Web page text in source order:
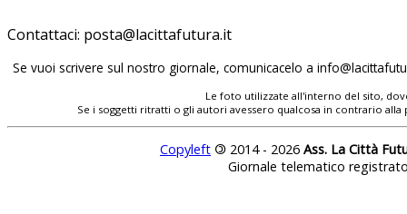
Contattaci:
Se vuoi scrivere sul nostro giornale, comunicacelo a
Le foto utilizzate all'interno del sito,
Se i soggetti ritratti o gli autori avessero qualcosa in contrario
Copyleft © 2014 - 2026 Ass. La Città
Giornale telematico